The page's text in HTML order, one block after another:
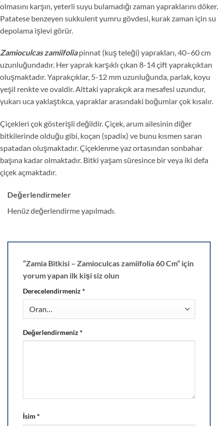
olmasını karşın, yeterli suyu bulamadığı zaman yapraklarını döker.
Patatese benzeyen sukkulent yumru gövdesi, kurak zaman için su
depolama işlevi görür.
Zamioculcas zamiifoliapinnat (kuş teleği) yaprakları, 40–60 cm
uzunluğundadır. Her yaprak karşıklı çıkan 8-14 çift yaprakçıktan
oluşmaktadır. Yaprakçıklar, 5-12 mm uzunluğunda, parlak, koyu
yeşil renkte ve ovaldir. Alttaki yaprakçık ara mesafesi uzundur,
yukarı uca yaklaştıkca, yapraklar arasındaki boğumlar çok kısalır.
Çiçekleri çok gösterişli değildir. Çiçek, arum ailesinin diğer
bitkilerinde olduğu gibi, koçan (spadix) ve bunu kısmen saran
spatadan oluşmaktadır. Çiçeklenme yaz ortasından sonbahar
başına kadar olmaktadır. Bitki yaşam süresince bir veya iki defa
çiçek açmaktadır.
Değerlendirmeler
Henüz değerlendirme yapılmadı.
“Zamia Bitkisi – Zamioculcas zamiifolia 60 Cm” için
yorum yapan ilk kişi siz olun
Derecelendirmeniz*
Değerlendirmeniz*
İsim *